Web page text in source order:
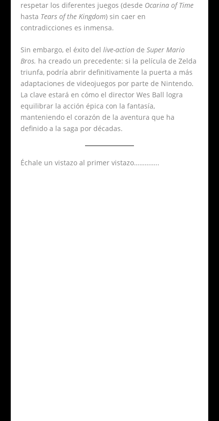
respetar los diferentes juegos (desde Ocarina of Time
hasta Tears of the Kingdom) sin caer en
contradicciones es inmensa.
Sin embargo, el éxito dellive-action deSuper Mario
Bros. ha creado un precedente: si la película de Zelda
triunfa, podría abrir definitivamente la puerta a más
adaptaciones de videojuegos por parte de Nintendo.
La clave estará en cómo el director Wes Ball logra
equilibrar la acción épica con la fantasía,
manteniendo el corazón de la aventura que ha
definido a la saga por décadas.
Échale un vistazo al primer vistazo…………..